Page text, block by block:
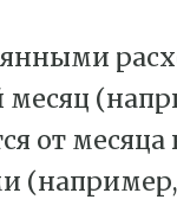
от месяца